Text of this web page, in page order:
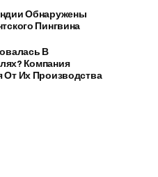
Обнаружены
Пингвина
В
Компания
От Их Производства